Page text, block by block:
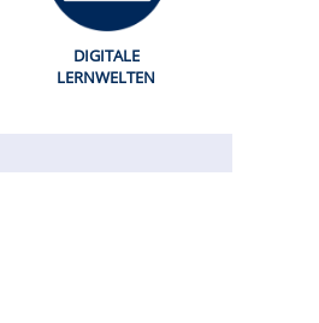
DIGITALE
LERNWELTEN